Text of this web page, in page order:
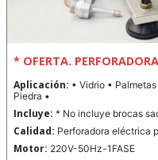
* OFERTA.
Aplicación: • Vidrio •
Piedra •
Incluye: * No incluye brocas
Calidad: Perforadora eléctrica
Motor: 220V-50Hz-1FASE